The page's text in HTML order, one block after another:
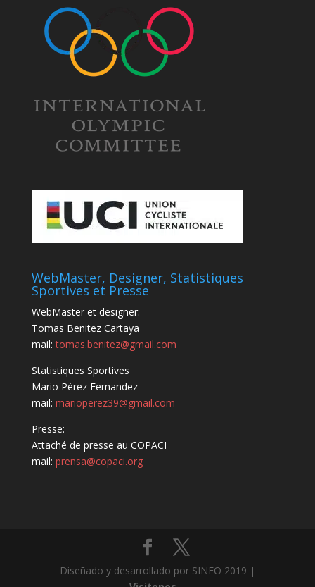
WebMaster, Designer, Statistiques
Sportives et Presse
WebMaster et designer:
Tomas Benitez Cartaya
mail:tomas.benitez@gmail.com
Statistiques Sportives
Mario Pérez Fernandez
mail: marioperez39@gmail.com
Presse:
Attaché de presse au COPACI
mail: prensa@copaci.org
Diseñado y desarrollado por SINFO 2019 |